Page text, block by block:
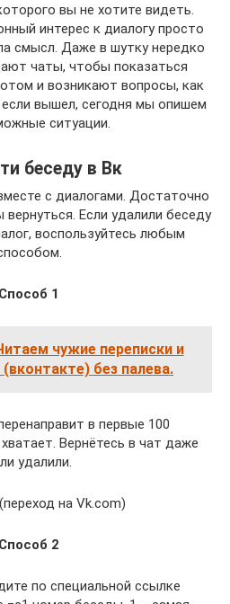
вы не хотите видеть.
интерес к диалогу просто
смысл. Даже в шутку нередко
чаты, чтобы показаться
и возникают вопросы, как
вышел, сегодня мы опишем
ситуации.
беседу в Вк
с диалогами. Достаточно
Если удалили беседу
воспользуйтесь любым
Способ 1
чужие переписки и
без палева.
в первые 100
Вернётесь в чат даже
удалили.
на Vk.com)
Способ 2
по специальной ссылке